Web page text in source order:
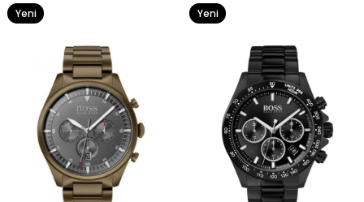
Yeni
Yeni